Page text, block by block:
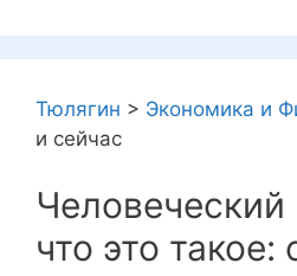
Тюлягин > Экономика и
и сейчас
что это такое: